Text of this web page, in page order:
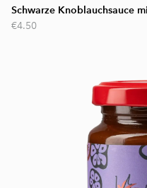
Schwarze Knoblauchsauce
€4.50